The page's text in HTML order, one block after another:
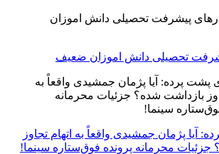
تحصیلی دانش اموزان ضعیف
آیا پژمان جمشیدی واقعاً به اتهام تجاوز
محرمانه پرونده فوق‌ستاره سینما!